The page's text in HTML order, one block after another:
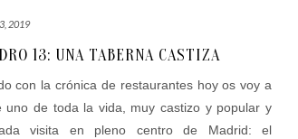
2019
13: UNA TABERNA CASTIZA
con la crónica de restaurantes hoy os voy a
uno de toda la vida, muy castizo y popular y
visita en pleno centro de Madrid: el